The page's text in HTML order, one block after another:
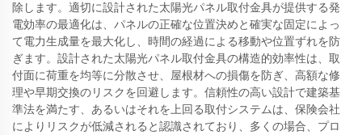
除します。適切に設計された太陽光パネル取付金具が提供する発
電効率の最適化は、パネルの正確な位置決めと確実な固定によっ
て電力生成量を最大化し、時間の経過による移動や位置ずれを防
ぎます。設計された太陽光パネル取付金具の構造的効率性は、取
付面に荷重を均等に分散させ、屋根材への損傷を防ぎ、高額な修
理や早期交換のリスクを回避します。信頼性の高い設計で建築基
準法を満たす、あるいはそれを上回る取付システムは、保険会社
によりリスクが低減されると認識されており、多くの場合、プロ